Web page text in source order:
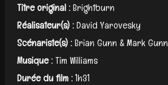
Titre original :Brightburn
Réalisateur(s) :David Yarovesky
Scénariste(s) :Brian Gunn & Mark Gunn
Musique :Tim Williams
Durée du film :1h31